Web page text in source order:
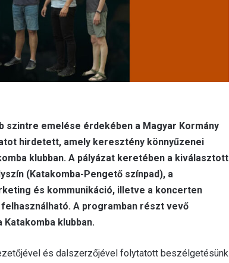
szintre emelése érdekében a Magyar Kormány
hirdetett, amely keresztény könnyűzenei
klubban. A pályázat keretében a kiválasztott
(Katakomba-Pengető színpad), a
és kommunikáció, illetve a koncerten
A programban részt vevő
klubban.
és dalszerzőjével folytatott beszélgetésünk